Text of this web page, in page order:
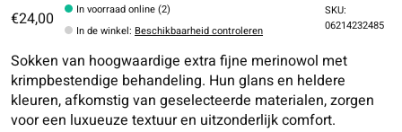
€24,00
In voorraad online (2)
In de winkel: Beschikbaarheid controleren
SKU:
06214232485
Sokken van hoogwaardige extra fijne merinowol met
krimpbestendige behandeling. Hun glans en heldere
kleuren, afkomstig van geselecteerde materialen, zorgen
voor een luxueuze textuur en uitzonderlijk comfort.